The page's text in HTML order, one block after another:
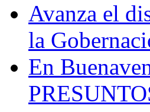
Avanza el
la
En